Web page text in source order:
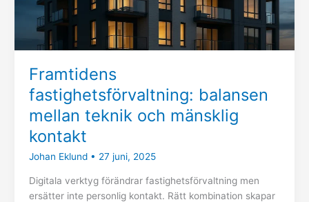
Framtidens
fastighetsförvaltning: balansen
mellan teknik och mänsklig
kontakt
Johan Eklund • 27 juni, 2025
Digitala verktyg förändrar fastighetsförvaltning men
ersätter inte personlig kontakt. Rätt kombination skapar